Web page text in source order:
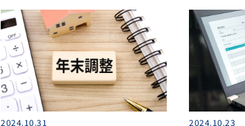
2024.10.31 2024.10.23